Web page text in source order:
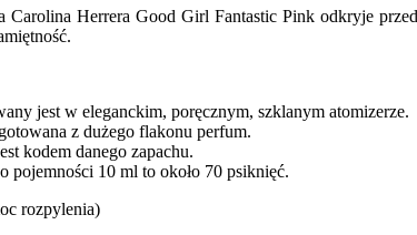
Carolina Herrera Good Girl Fantastic Pink odkryje
jest w eleganckim, poręcznym, szklanym atomizerze.
z dużego flakonu perfum.
kodem danego zapachu.
pojemności 10 ml to około 70 psiknięć.
rozpylenia)